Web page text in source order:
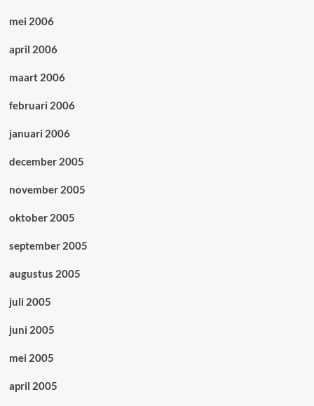
mei 2006
april 2006
maart 2006
februari 2006
januari 2006
december 2005
november 2005
oktober 2005
september 2005
augustus 2005
juli 2005
juni 2005
mei 2005
april 2005